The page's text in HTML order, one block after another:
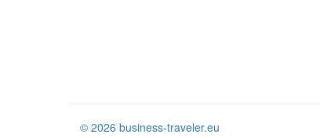
© 2026 business-traveler.eu